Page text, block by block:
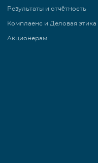
Результаты и отчётность
Комплаенс и Деловая этика
Акционерам